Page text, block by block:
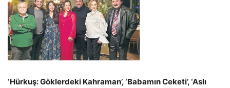
‘Hürkuş: Göklerdeki Kahraman’, ‘Babamın Ceketi’, ‘Aslı